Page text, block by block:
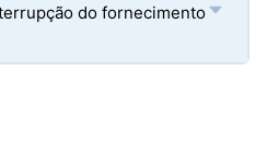
do fornecimento